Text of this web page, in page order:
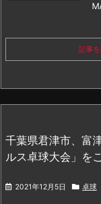
記事
千葉県君津市、富
ルス卓球大会」を
2021年12月5日 卓球